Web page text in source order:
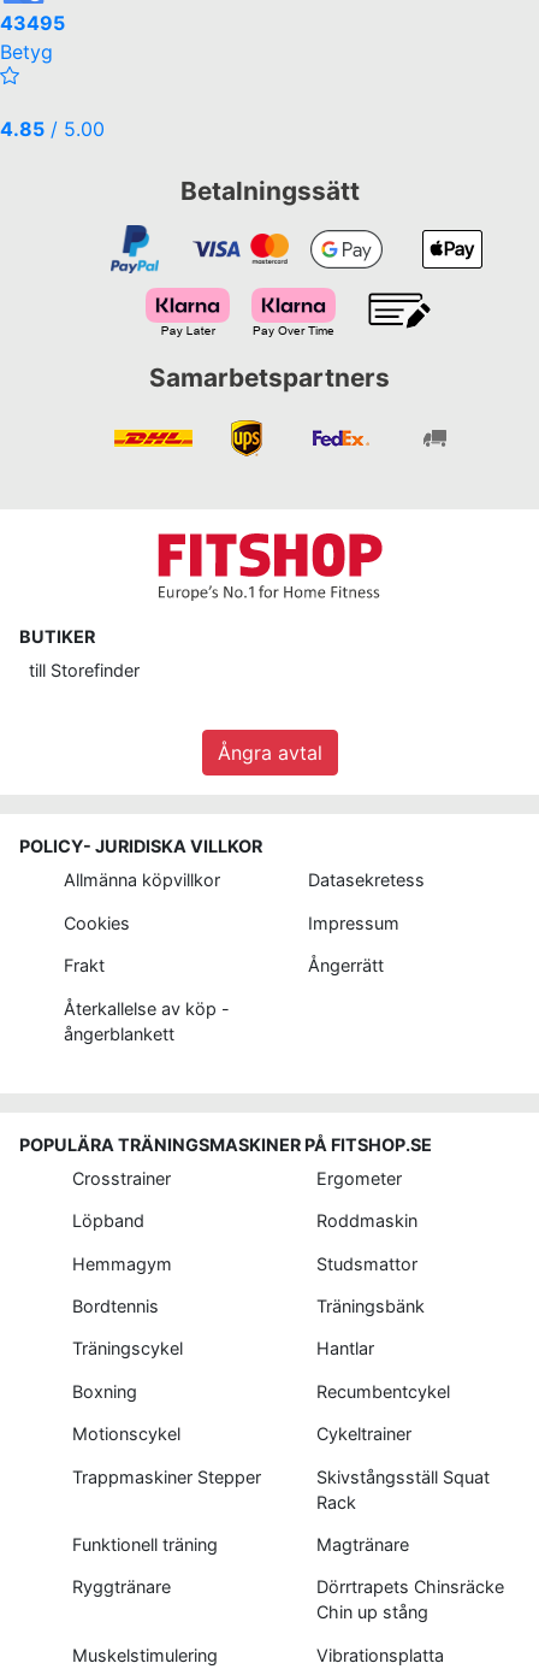
43495
Betyg
4.85 / 5.00
Betalningssätt
Samarbetspartners
BUTIKER
till Storefinder
Ångra avtal
POLICY- JURIDISKA VILLKOR
Allmänna köpvillkor
Datasekretess
Cookies Impressum
Frakt Ångerrätt
Återkallelse av köp -
ångerblankett
POPULÄRA TRÄNINGSMASKINER PÅ FITSHOP.SE
Crosstrainer
Ergometer
Löpband Roddmaskin
Hemmagym Studsmattor
Bordtennis Träningsbänk
Träningscykel Hantlar
Boxning Recumbentcykel
Motionscykel Cykeltrainer
Trappmaskiner Stepper
Skivstångsställ Squat
Rack
Funktionell träning Magtränare
Ryggtränare
Dörrtrapets Chinsräcke
Chin up stång
Muskelstimulering Vibrationsplatta